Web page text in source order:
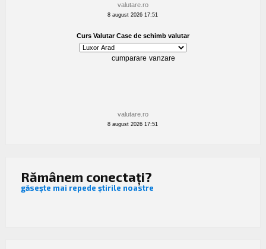
valutare.ro
8 august 2026 17:51
valutare.ro
8 august 2026 17:51
Rămânem conectați?
găsește mai repede știrile noastre